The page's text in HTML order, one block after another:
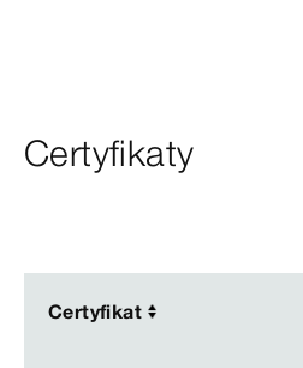
Certyfikaty
Certyfikat
Certyfikat